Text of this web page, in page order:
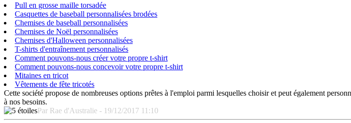
Pull en grosse maille torsadée
Casquettes de baseball personnalisées brodées
Chemises de baseball personnalisées
Chemises de Noël personnalisées
Chemises d'Halloween personnalisées
T-shirts d'entraînement personnalisés
Comment pouvons-nous créer votre propre t-shirt
Comment pouvons-nous concevoir votre propre t-shirt
Mitaines en tricot
Vêtements de fête tricotés
Cette société propose de nombreuses options prêtes à l'emploi parmi lesquelles choisir et peut également
à nos besoins.
Par Rae d'Australie - 19/12/2017 11:10